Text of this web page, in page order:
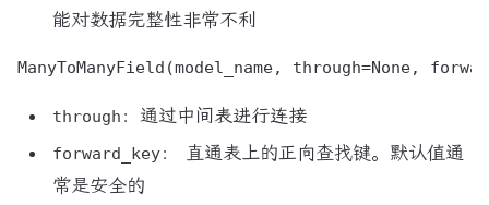
能对数据完整性非常不利
through ：通过中间表进行连接
forward_key： 直通表上的正向查找键。默认值通
常是安全的